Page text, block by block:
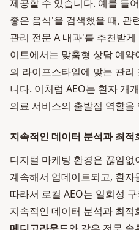
제공할 수 있습니다. 예를 들
좋은 음식'을 검색했을 때, 관
관리 전문 A 내과'를 추천받
이트에서는 맞춤형 상담 예
의 라이프스타일에 맞는 관
니다. 이처럼 AEO는 환자 개
의료 서비스의 출발점 역할을
지속적인 데이터 분석과 최적
디지털 마케팅 환경은 끊임
계속해서 업데이트되고, 환
따라서 로컬 AEO는 일회성
지속적인 데이터 분석과 최